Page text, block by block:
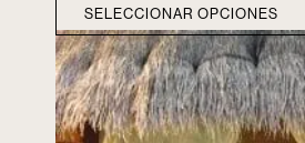
SELECCIONAR OPCIONES